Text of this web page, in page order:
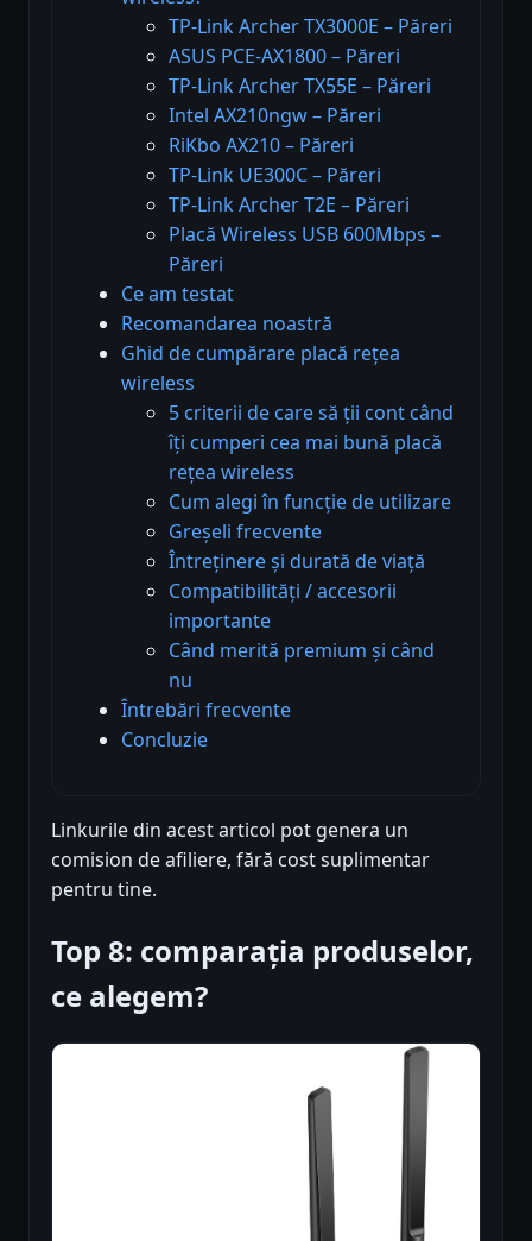
TP-Link Archer TX3000E – Păreri
ASUS PCE-AX1800 – Păreri
TP-Link Archer TX55E – Păreri
Intel AX210ngw – Păreri
RiKbo AX210 – Păreri
TP-Link UE300C – Păreri
TP-Link Archer T2E – Păreri
Placă Wireless USB 600Mbps –
Păreri
Ce am testat
Recomandarea noastră
Ghid de cumpărare placă rețea
wireless
5 criterii de care să ții cont când
îți cumperi cea mai bună placă
rețea wireless
Cum alegi în funcție de utilizare
Greșeli frecvente
Întreținere și durată de viață
Compatibilități / accesorii
importante
Când merită premium și când
nu
Întrebări frecvente
Concluzie
Linkurile din acest articol pot genera un
comision de afiliere, fără cost suplimentar
pentru tine.
Top 8: comparația produselor,
ce alegem?